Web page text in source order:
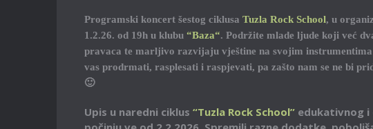
Programski koncert šestog ciklusa Tuzla Rock School, u
1.2.26. od 19h u klubu “Baza“. Podržite mlade ljude koji već
pravaca te marljivo razvijaju vještine na svojim
vas prodrmati, rasplesati i raspjevati, pa zašto nam se ne bi
🙂
Upis u naredni ciklus “Tuzla Rock School” edukativnog i